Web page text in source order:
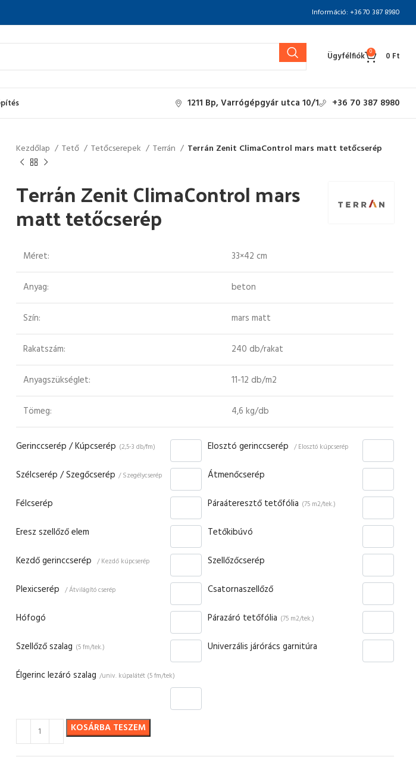
Információ: +36 70 387 8980
Ügyfélfiók 0 0 Ft
1211 Bp, Varrógépgyár utca 10/1 +36 70 387 8980
Kezdőlap Tető Tetőcserepek Terrán Terrán Zenit ClimaControl mars matt tetőcserép
Terrán Zenit ClimaControl mars
matt tetőcserép
Méret: 33×42 cm
Anyag: beton
Szín: mars matt
Rakatszám: 240 db/rakat
Anyagszükséglet: 11-12 db/m2
Tömeg: 4,6 kg/db
Gerinccserép / Kúpcserép (2,5-3 db/fm) Elosztó gerinccserép / Elosztó kúpcserép
Szélcserép / Szegőcserép / Szegélycserép
Átmenőcserép
Félcserép
Páraáteresztő tetőfólia (75 m2/tek.)
Eresz szellőző elem
Tetőkibúvó
Kezdő gerinccserép / Kezdő kúpcserép
Szellőzőcserép
Plexicserép / Átvilágító cserép
Csatornaszellőző
Hófogó
Párazáró tetőfólia (75 m2/tek.)
Szellőző szalag (5 fm/tek.)
Univerzális járórács garnitúra
Élgerinc lezáró szalag /univ. kúpalátét (5 fm/tek)
KOSÁRBA TESZEM